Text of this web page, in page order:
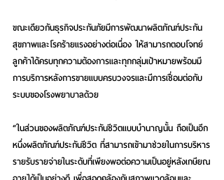
ขณะเดียวกันธุรกิจประกันภัยมีการพัฒนาผลิตภัณฑ์ประกัน
สุขภาพและโรคร้ายแรงอย่างต่อเนื่อง ให้สามารถตอบโจทย์
ลูกค้าได้ครบทุกความต้องการและทุกกลุ่มเป้าหมายพร้อมมี
การบริการหลังการขายแบบครบวงจรและมีการเชื่อมต่อกับ
ระบบของโรงพยาบาลด้วย
“ในส่วนของผลิตภัณฑ์ประกันชีวิตแบบบำนาญนั้น ถือเป็นอีก
หนึ่งผลิตภัณฑ์ประกันชีวิต ที่สามารถเข้ามาช่วยในการบริหาร
รายรับรายจ่ายในระดับที่เพียงพอต่อความเป็นอยู่หลังเกษียณ